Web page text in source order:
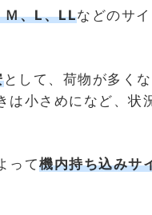
Ｍ、L、LLなどのサイ
として、荷物が多く
は小さめになど、状
って機内持ち込みサ